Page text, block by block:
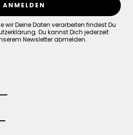
ANMELDEN
wir Deine Daten verarbeiten findest Du
. Du kannst Dich jederzeit
Newsletter abmelden.